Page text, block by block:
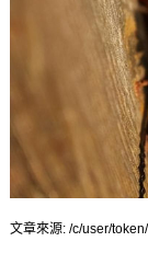
文章來源: /c/user/